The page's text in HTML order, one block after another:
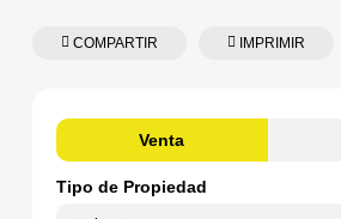
COMPARTIR IMPRIMIR
Venta
Tipo de Propiedad